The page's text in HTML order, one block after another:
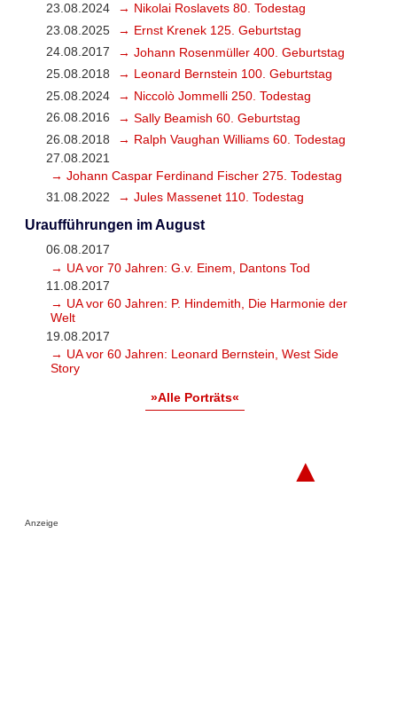
23.08.2024
→ Nikolai Roslavets 80. Todestag
23.08.2025
→ Ernst Krenek 125. Geburtstag
24.08.2017
→ Johann Rosenmüller 400. Geburtstag
25.08.2018
→ Leonard Bernstein 100. Geburtstag
25.08.2024
→ Niccolò Jommelli 250. Todestag
26.08.2016
→ Sally Beamish 60. Geburtstag
26.08.2018
→ Ralph Vaughan Williams 60. Todestag
27.08.2021
→ Johann Caspar Ferdinand Fischer 275. Todestag
31.08.2022
→ Jules Massenet 110. Todestag
Uraufführungen im August
06.08.2017
→ UA vor 70 Jahren: G.v. Einem, Dantons Tod
11.08.2017
→ UA vor 60 Jahren: P. Hindemith, Die Harmonie der
Welt
19.08.2017
→ UA vor 60 Jahren: Leonard Bernstein, West Side
Story
»Alle Porträts«
▲
Anzeige